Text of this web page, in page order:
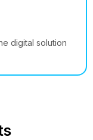
digital solution